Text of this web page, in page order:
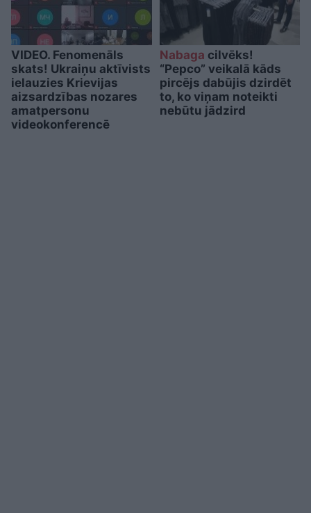
VIDEO. Fenomenāls
skats! Ukraiņu aktīvists
ielauzies Krievijas
aizsardzības nozares
amatpersonu
videokonferencē
Nabaga cilvēks!
“Pepco” veikalā kāds
pircējs dabūjis dzirdēt
to, ko viņam noteikti
nebūtu jādzird